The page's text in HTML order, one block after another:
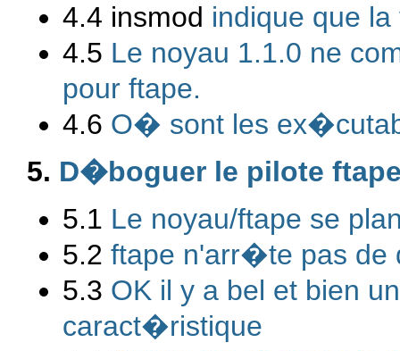
4.4 insmod indique que
4.5 Le noyau 1.1.0 ne
pour ftape.
4.6 O� sont les
5. D�boguer le pilote
5.1 Le noyau/ftape se
5.2 ftape n'arr�te pas de
5.3 OK il y a bel et bien
caract�ristique